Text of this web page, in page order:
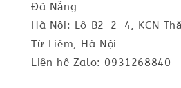
Đà Nẵng
Hà Nội: Lô B2-2-4, KCN
Từ Liêm, Hà Nội
Liên hệ Zalo: 0931268840